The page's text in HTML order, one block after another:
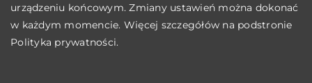
urządzeniu końcowym. Zmiany ustawień można dokonać
w każdym momencie. Więcej szczegółów na podstronie
Polityka prywatności.